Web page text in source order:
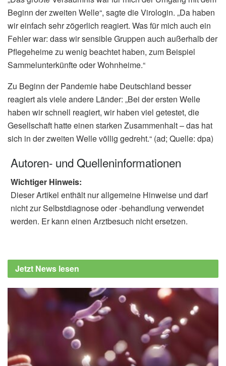
Beginn der zweiten Welle“, sagte die Virologin. „Da haben
wir einfach sehr zögerlich reagiert. Was für mich auch ein
Fehler war: dass wir sensible Gruppen auch außerhalb der
Pflegeheime zu wenig beachtet haben, zum Beispiel
Sammelunterkünfte oder Wohnheime.“
Zu Beginn der Pandemie habe Deutschland besser
reagiert als viele andere Länder: „Bei der ersten Welle
haben wir schnell reagiert, wir haben viel getestet, die
Gesellschaft hatte einen starken Zusammenhalt – das hat
sich in der zweiten Welle völlig gedreht.“ (ad; Quelle: dpa)
Autoren- und Quelleninformationen
Wichtiger Hinweis:
Dieser Artikel enthält nur allgemeine Hinweise und darf
nicht zur Selbstdiagnose oder -behandlung verwendet
werden. Er kann einen Arztbesuch nicht ersetzen.
Jetzt News lesen